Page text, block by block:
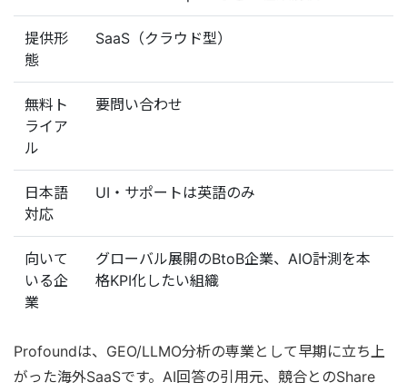
提供形
態
SaaS（クラウド型）
無料ト
ライア
ル
要問い合わせ
日本語
対応
UI・サポートは英語のみ
向いて
いる企
業
グローバル展開のBtoB企業、AIO計測を本
格KPI化したい組織
Profoundは、GEO/LLMO分析の専業として早期に立ち上
がった海外SaaSです。AI回答の引用元、競合とのShare